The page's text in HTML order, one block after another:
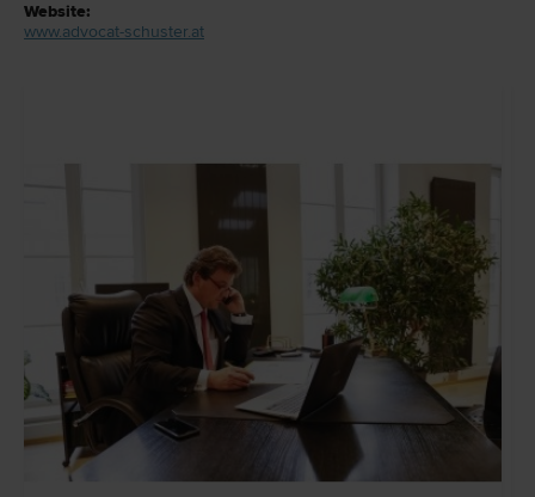
Website:
www.advocat-schuster.at